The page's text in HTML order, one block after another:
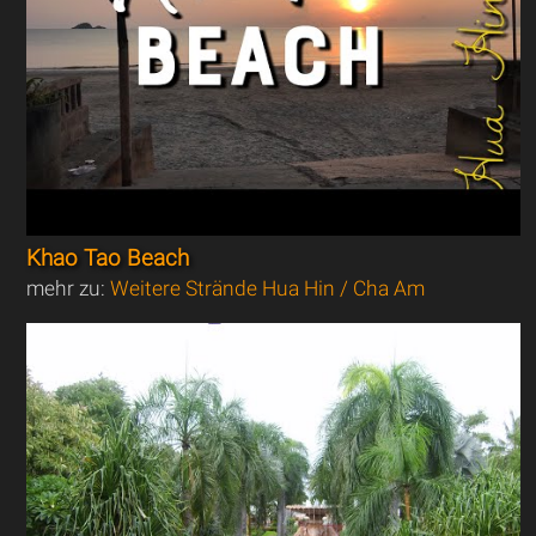
Khao Tao Beach
mehr zu:Weitere Strände Hua Hin / Cha Am